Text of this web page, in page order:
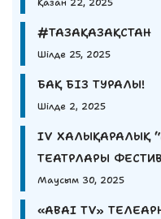
#ТАЗАҚАЗАҚСТАН
Шілде 25, 2025
БАҚ БІЗ ТУРАЛЫ!
Шілде 2, 2025
IV ХАЛЫҚАРАЛЫҚ
ТЕАТРЛАРЫ
Маусым 30, 2025
«ABAI TV»